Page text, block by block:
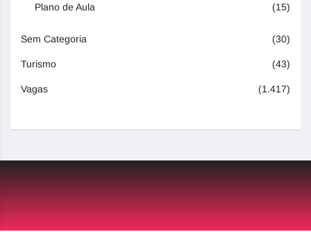
Plano de Aula (15)
Sem Categoria (30)
Turismo (43)
Vagas (1.417)